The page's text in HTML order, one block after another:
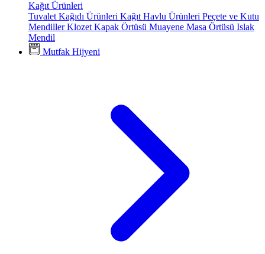
Kağıt Ürünleri
Tuvalet Kağıdı Ürünleri Kağıt Havlu Ürünleri Peçete ve Kutu
MendillerKlozet Kapak Örtüsü Muayene Masa Örtüsü Islak
Mendil
Mutfak Hijyeni